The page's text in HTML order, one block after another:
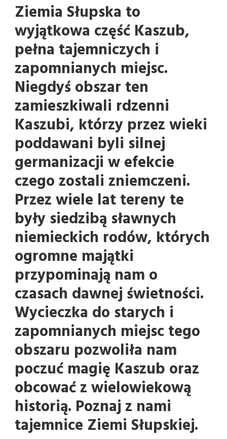
Ziemia Słupska to
wyjątkowa część Kaszub,
pełna tajemniczych i
zapomnianych miejsc.
Niegdyś obszar ten
zamieszkiwali rdzenni
Kaszubi, którzy przez wieki
poddawani byli silnej
germanizacji w efekcie
czego zostali zniemczeni.
Przez wiele lat tereny te
były siedzibą sławnych
niemieckich rodów, których
ogromne majątki
przypominają nam o
czasach dawnej świetności.
Wycieczka do starych i
zapomnianych miejsc tego
obszaru pozwoliła nam
poczuć magię Kaszub oraz
obcować z wielowiekową
historią. Poznaj z nami
tajemnice Ziemi Słupskiej.